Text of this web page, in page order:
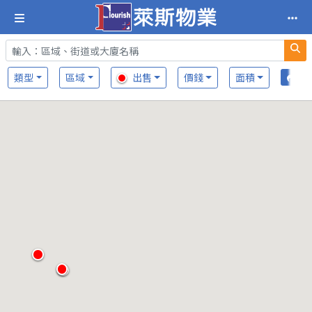
類型 區域 出售 價錢 面積